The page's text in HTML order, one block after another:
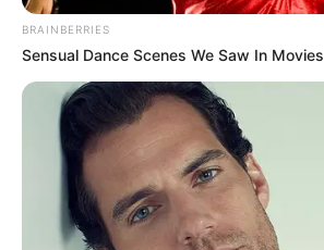
BRAINBERRIES
Sensual Dance Scenes We Saw In Movies